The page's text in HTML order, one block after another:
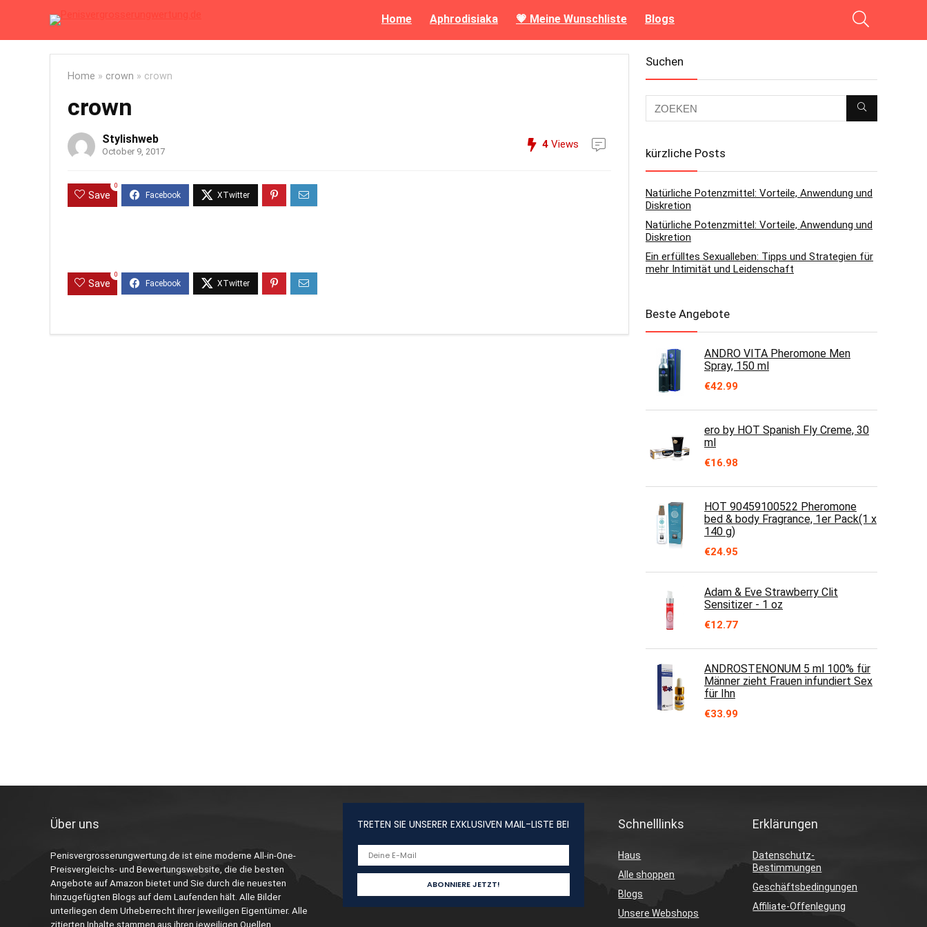
Home Aphrodisiaka 💗 Meine Wunschliste Blogs
Home » crown » crown
crown
Stylishweb
October 9, 2017
4 Views
Save
0
Save
0
Suchen
kürzliche Posts
Natürliche Potenzmittel: Vorteile, Anwendung und
Diskretion
Natürliche Potenzmittel: Vorteile, Anwendung und
Diskretion
Ein erfülltes Sexualleben: Tipps und Strategien für
mehr Intimität und Leidenschaft
Beste Angebote
ANDRO VITA Pheromone Men
Spray, 150 ml
€42.99
ero by HOT Spanish Fly Creme, 30
ml
€16.98
HOT 90459100522 Pheromone
bed & body Fragrance, 1er Pack(1 x
140 g)
€24.95
Adam & Eve Strawberry Clit
Sensitizer - 1 oz
€12.77
ANDROSTENONUM 5 ml 100% für
Männer zieht Frauen infundiert Sex
für Ihn
€33.99
Über uns
Penisvergrosserungwertung.de ist eine moderne All-in-One-
Preisvergleichs- und Bewertungswebsite, die die besten
Angebote auf Amazon bietet und Sie durch die neuesten
hinzugefügten Blogs auf dem Laufenden hält. Alle Bilder
unterliegen dem Urheberrecht ihrer jeweiligen Eigentümer. Alle
zitierten Inhalte stammen aus ihren jeweiligen Quellen.
TRETEN SIE UNSERER EXKLUSIVEN MAIL-LISTE BEI Schnelllinks
Haus
Alle shoppen
Blogs
Unsere Webshops
Erklärungen
Datenschutz-
Bestimmungen
Geschäftsbedingungen
Affiliate-Offenlegung